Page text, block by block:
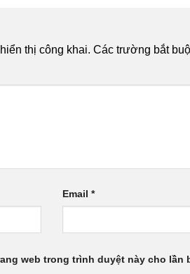
thị công khai. Các trường bắt
Email *
web trong trình duyệt này cho lần